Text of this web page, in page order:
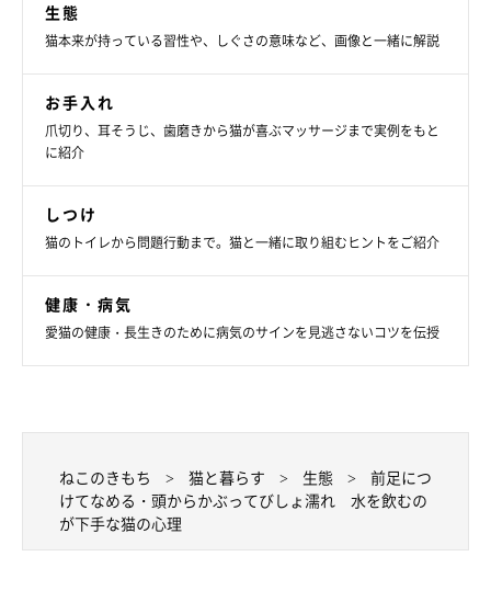
びしょ濡れでも大丈夫！
ねこのきもち投稿写真ギャラリー
生態
猫本来が持っている習性や、しぐさの意味など、画像と一緒に解説
お手入れ
爪切り、耳そうじ、歯磨きから猫が喜ぶマッサージまで実例をもと
に紹介
しつけ
猫のトイレから問題行動まで。猫と一緒に取り組むヒントをご紹介
健康・病気
愛猫の健康・長生きのために病気のサインを見逃さないコツを伝授
ねこのきもち 猫と暮らす 生態
前足につ
けてなめる・頭からかぶってびしょ濡れ 水を飲むの
が下手な猫の心理